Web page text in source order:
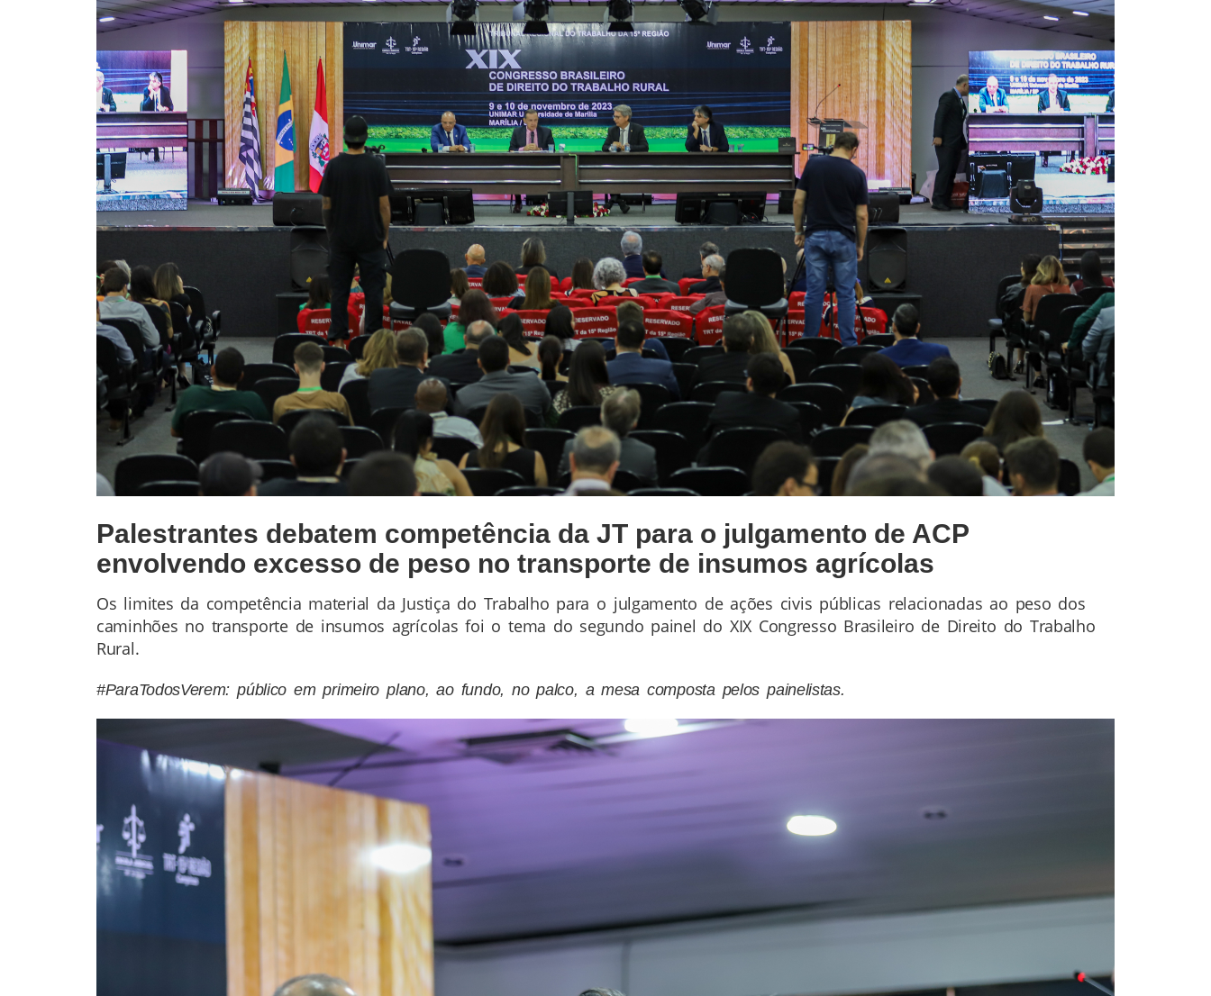
Palestrantes debatem competência da JT para o julgamento de ACP
envolvendo excesso de peso no transporte de insumos agrícolas
Conteúdo
da
Notícia
Os limites da competência material da Justiça do Trabalho para o julgamento de ações civis públicas relacionadas ao peso dos
caminhões no transporte de insumos agrícolas foi o tema do segundo painel do XIX Congresso Brasileiro de Direito do Trabalho
Rural.
#ParaTodosVerem: público em primeiro plano, ao fundo, no palco, a mesa composta pelos painelistas.